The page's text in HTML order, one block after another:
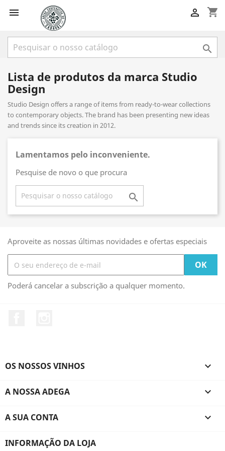
 shopping_cart


Lista de produtos da marca Studio
Design
Studio Design offers a range of items from ready-to-wear collections
to contemporary objects. The brand has been presenting new ideas
and trends since its creation in 2012.
Lamentamos pelo inconveniente.
Pesquise de novo o que procura

Aproveite as nossas últimas novidades e ofertas especiais
Poderá cancelar a subscrição a qualquer momento.
OS NOSSOS VINHOS 
A NOSSA ADEGA 
A SUA CONTA 
INFORMAÇÃO DA LOJA